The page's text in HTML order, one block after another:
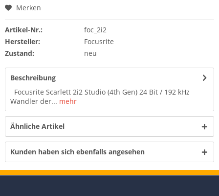
Merken
Artikel-Nr.:
foc_2i2
Hersteller:
Focusrite
Zustand:
neu
Beschreibung
Focusrite Scarlett 2i2 Studio (4th Gen) 24 Bit / 192 kHz
Wandler der... mehr
Ähnliche Artikel
Kunden haben sich ebenfalls angesehen